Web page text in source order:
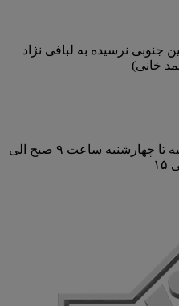
جنوبی نرسیده به لبافی نژاد
شنبه تا چهارشنبه ساعت ۹ صبح الی